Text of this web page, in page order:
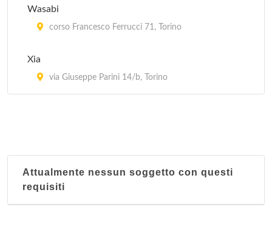
Wasabi
corso Francesco Ferrucci 71, Torino
Xia
via Giuseppe Parini 14/b, Torino
Attualmente nessun soggetto con questi
requisiti